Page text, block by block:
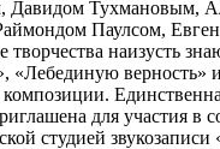
Давидом Тухмановым,
Паулсом,
творчества наизусть
«Лебединую верность»
для участия в
студией звукозаписи